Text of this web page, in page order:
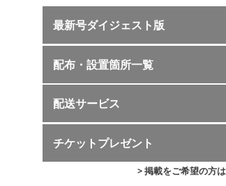
最新号ダイジェスト版
配布・設置箇所一覧
配送サービス
チケットプレゼント
> 掲載をご希望の方